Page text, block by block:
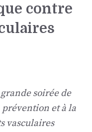
contre
soirée de
et à la
vasculaires